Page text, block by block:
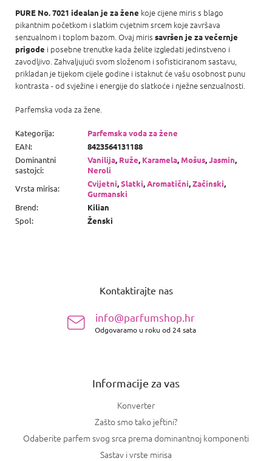
PURE No. 7021 idealan je za žene koje cijene miris s blago
pikantnim početkom i slatkim cvjetnim srcem koje završava
senzualnom i toplom bazom. Ovaj miris savršen je za večernje
prigode i posebne trenutke kada želite izgledati jedinstveno i
zavodljivo. Zahvaljujući svom složenom i sofisticiranom sastavu,
prikladan je tijekom cijele godine i istaknut će vašu osobnost punu
kontrasta - od svježine i energije do slatkoće i nježne senzualnosti.
Parfemska voda za žene.
Kategorija:
Parfemska voda za žene
EAN:
8423564131188
Dominantni
sastojci:
Vanilija, Ruže, Karamela,Mošus,Jasmin,
Neroli
Vrsta mirisa: Cvijetni,Slatki,Aromatični,Začinski,
Gurmanski
Brend:
Kilian
Spol: Ženski
Kontaktirajte nas
info@parfumshop.hr
Odgovaramo u roku od 24 sata
Informacije za vas
Konverter
Zašto smo tako jeftini?
Odaberite parfem svog srca prema dominantnoj komponenti
Sastav i vrste mirisa